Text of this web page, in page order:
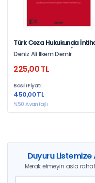
Türk Ceza Hukukunda
Yönlendirme Suçu (Tck M.
–
Deniz Ali İlkem Demir
225,00 TL
Basılı Fiyatı:
450,00 TL
%50 Avantajlı
Duyuru Listemize
Merak etmeyin asla